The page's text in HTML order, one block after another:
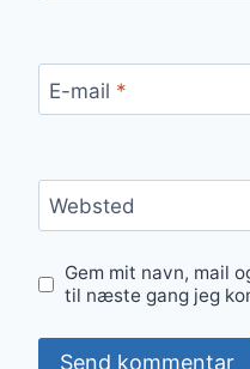
E-mail *
Websted
Gem mit navn, mail
til næste gang jeg